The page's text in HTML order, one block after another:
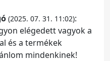
(2025. 07. 31. 11:02):
elégedett vagyok a
és a termékek
mindenkinek!